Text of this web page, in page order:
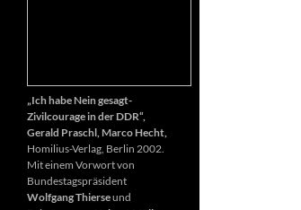
„Ich habe Nein gesagt-
Zivilcourage in der DDR“,
Gerald Praschl, Marco Hecht,
Homilius-Verlag, Berlin 2002.
Mit einem Vorwort von
Bundestagspräsident
Wolfgang Thierseund